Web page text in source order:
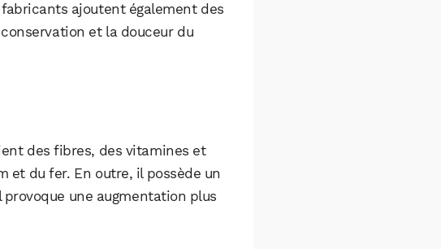
ajoutent également des
et la douceur du
des fibres, des vitamines et
et du fer. En outre, il possède un
une augmentation plus
Telegram